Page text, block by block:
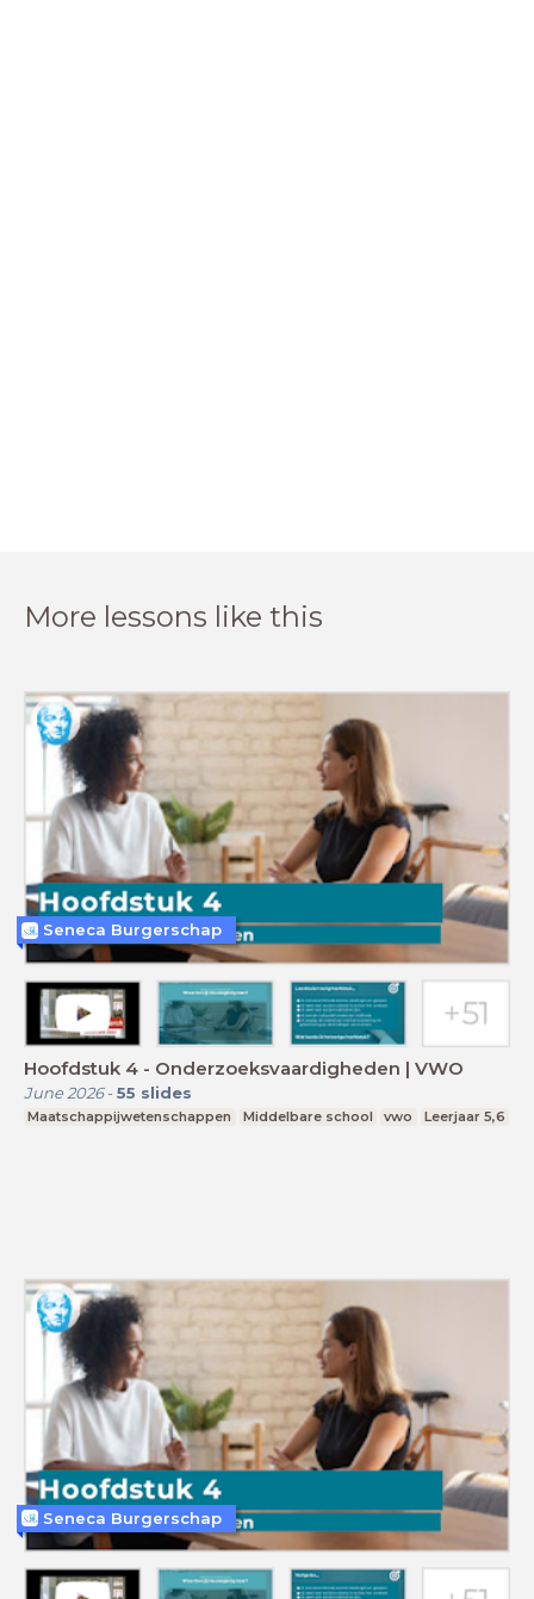
More lessons like this
Hoofdstuk 4 - Onderzoeksvaardigheden | VWO
June 2026- 55 slides
Maatschappijwetenschappen Middelbare school vwo Leerjaar 5,6
Seneca Burgerschap
Seneca Burgerschap